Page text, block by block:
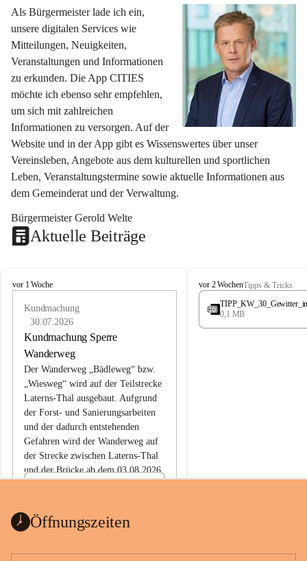
Als Bürgermeister lade ich ein,
unsere digitalen Services wie
Mitteilungen, Neuigkeiten,
Veranstaltungen und Informationen
zu erkunden. Die App CITIES
möchte ich ebenso sehr empfehlen,
um sich mit zahlreichen
Informationen zu versorgen. Auf der
Website und in der App gibt es Wissenswertes über unser
Vereinsleben, Angebote aus dem kulturellen und sportlichen
Leben, Veranstaltungstermine sowie aktuelle Informationen aus
dem Gemeinderat und der Verwaltung.
Bürgermeister Gerold Welte
Aktuelle Beiträge
L
vor 1 Woche
Kundmachung
30.07.2026
Kundmachung Sperre
Wanderweg
Der Wanderweg „Bädleweg“ bzw.
„Wiesweg“ wird auf der Teilstrecke
Laterns-Thal ausgebaut. Aufgrund
der Forst- und Sanierungsarbeiten
und der dadurch entstehenden
Gefahren wird der Wanderweg auf
der Strecke zwischen Laterns-Thal
und der Brücke ab dem 03.08.2026
ht
1 Seite•0,1 MB
L
a
e
vor 2 WochenTipps & Tricks
0,1 MB
Öffnungszeiten